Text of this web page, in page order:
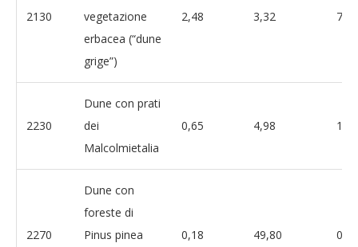
2130
vegetazione
erbacea (“dune
grige”)
2,48 3,32 74,8
2230
Dune con prati
dei
Malcolmietalia
0,65 4,98 13,0
2270
Dune con
foreste di
Pinus pinea
0,18 49,80 0,4